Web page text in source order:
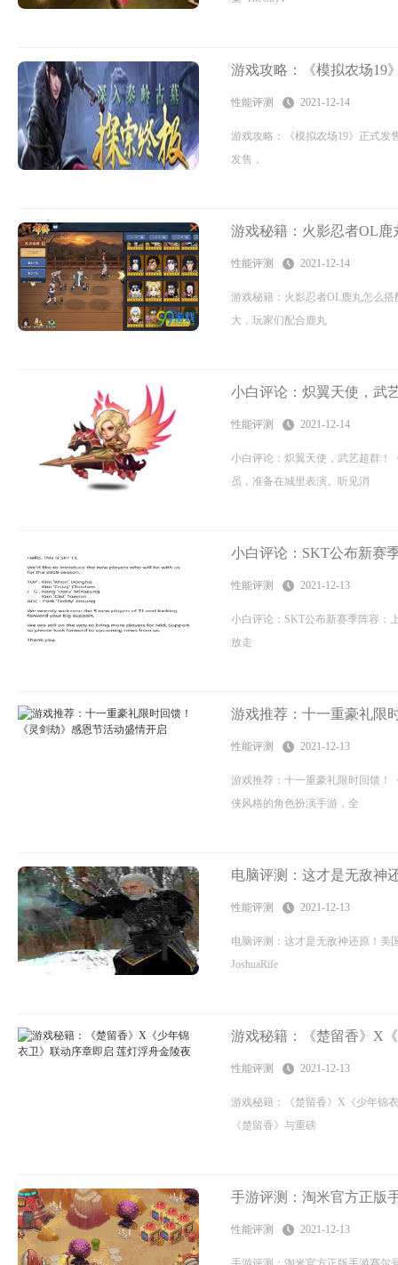
游戏攻略：《模拟农场19
性能评测 2021-12-14
游戏攻略：《模拟农场19》正式发
发售，
游戏秘籍：火影忍者OL
性能评测 2021-12-14
游戏秘籍：火影忍者OL鹿丸怎么
大，玩家们配合鹿丸
小白评论：炽翼天使，武
性能评测 2021-12-14
小白评论：炽翼天使，武艺超群！
员，准备在城里表演。听见消
小白评论：SKT公布新赛
性能评测 2021-12-13
小白评论：SKT公布新赛季阵容：
放走
游戏推荐：十一重豪礼限
性能评测 2021-12-13
游戏推荐：十一重豪礼限时回馈！
侠风格的角色扮演手游，全
电脑评测：这才是无敌神
性能评测 2021-12-13
电脑评测：这才是无敌神还原！美
JoshuaRife
游戏秘籍：《楚留香》X
性能评测 2021-12-13
游戏秘籍：《楚留香》X《少年锦
《楚留香》与重磅
手游评测：淘米官方正版
性能评测 2021-12-13